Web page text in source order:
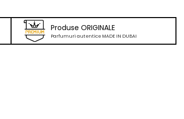
Produse ORIGINALE
Parfumuri autentice MADE IN DUBAI